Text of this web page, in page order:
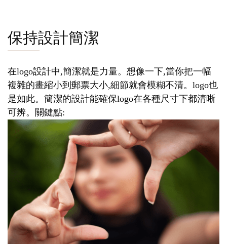
保持設計簡潔
在logo設計中,簡潔就是力量。想像一下,當你把一幅
複雜的畫縮小到郵票大小,細節就會模糊不清。logo也
是如此。簡潔的設計能確保logo在各種尺寸下都清晰
可辨。關鍵點: